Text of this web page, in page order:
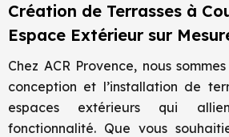
Création de Terrasses à
Espace Extérieur sur
Chez ACR Provence, nous
conception et l’installation de
espaces extérieurs qui
fonctionnalité. Que vous